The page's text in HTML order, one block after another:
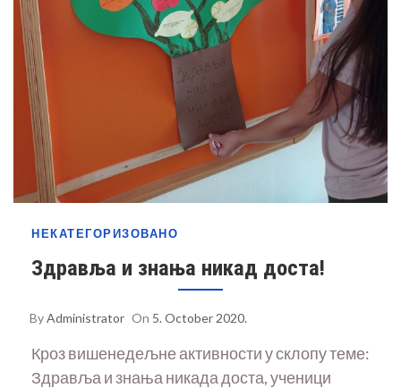
НЕКАТЕГОРИЗОВАНО
Здравља и знања никад доста!
ByAdministrator On 5. October 2020.
Кроз вишенедељне активности у склопу теме:
Здравља и знања никада доста, ученици